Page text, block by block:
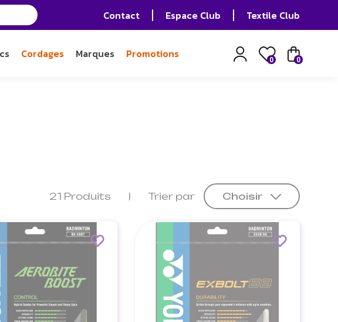
Contact Espace Club Textile Club
Cordages Marques Promotions 0 0
21 Produits Trier par Choisir